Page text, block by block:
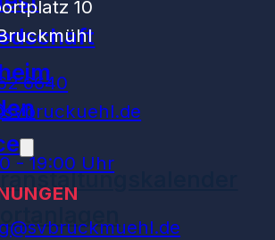
10
6640
- 19:00 Uhr